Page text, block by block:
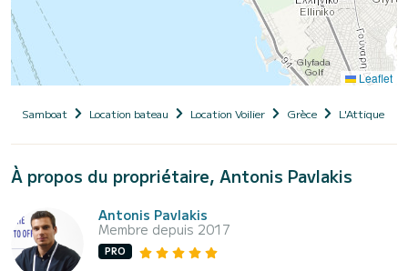
Leaflet
Samboat Location bateau Location Voilier Grèce L'Attique
À propos du propriétaire, Antonis Pavlakis
Antonis Pavlakis
Membre depuis 2017
PRO